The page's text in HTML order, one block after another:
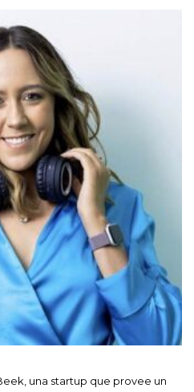
una startup que provee un